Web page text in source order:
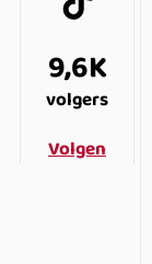
9,6K
volgers
Volgen